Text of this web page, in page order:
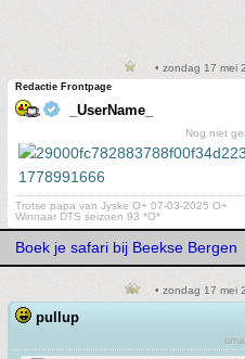
• zondag 17 mei
Redactie Frontpage
_UserName_
Nog niet
Trotse papa van Jyske O+ 07-03-2025 O+
Winnaar DTS seizoen 93 *O*
Boek je safari bij Beekse Bergen
• zondag 17 mei
pullup